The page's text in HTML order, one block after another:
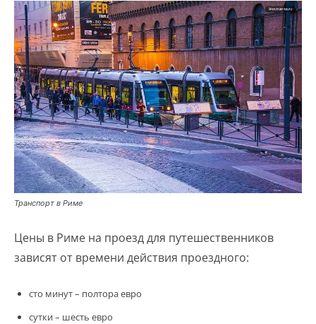
Транспорт в Риме
Цены в Риме на проезд для путешественников
зависят от времени действия проездного:
сто минут – полтора евро
сутки – шесть евро